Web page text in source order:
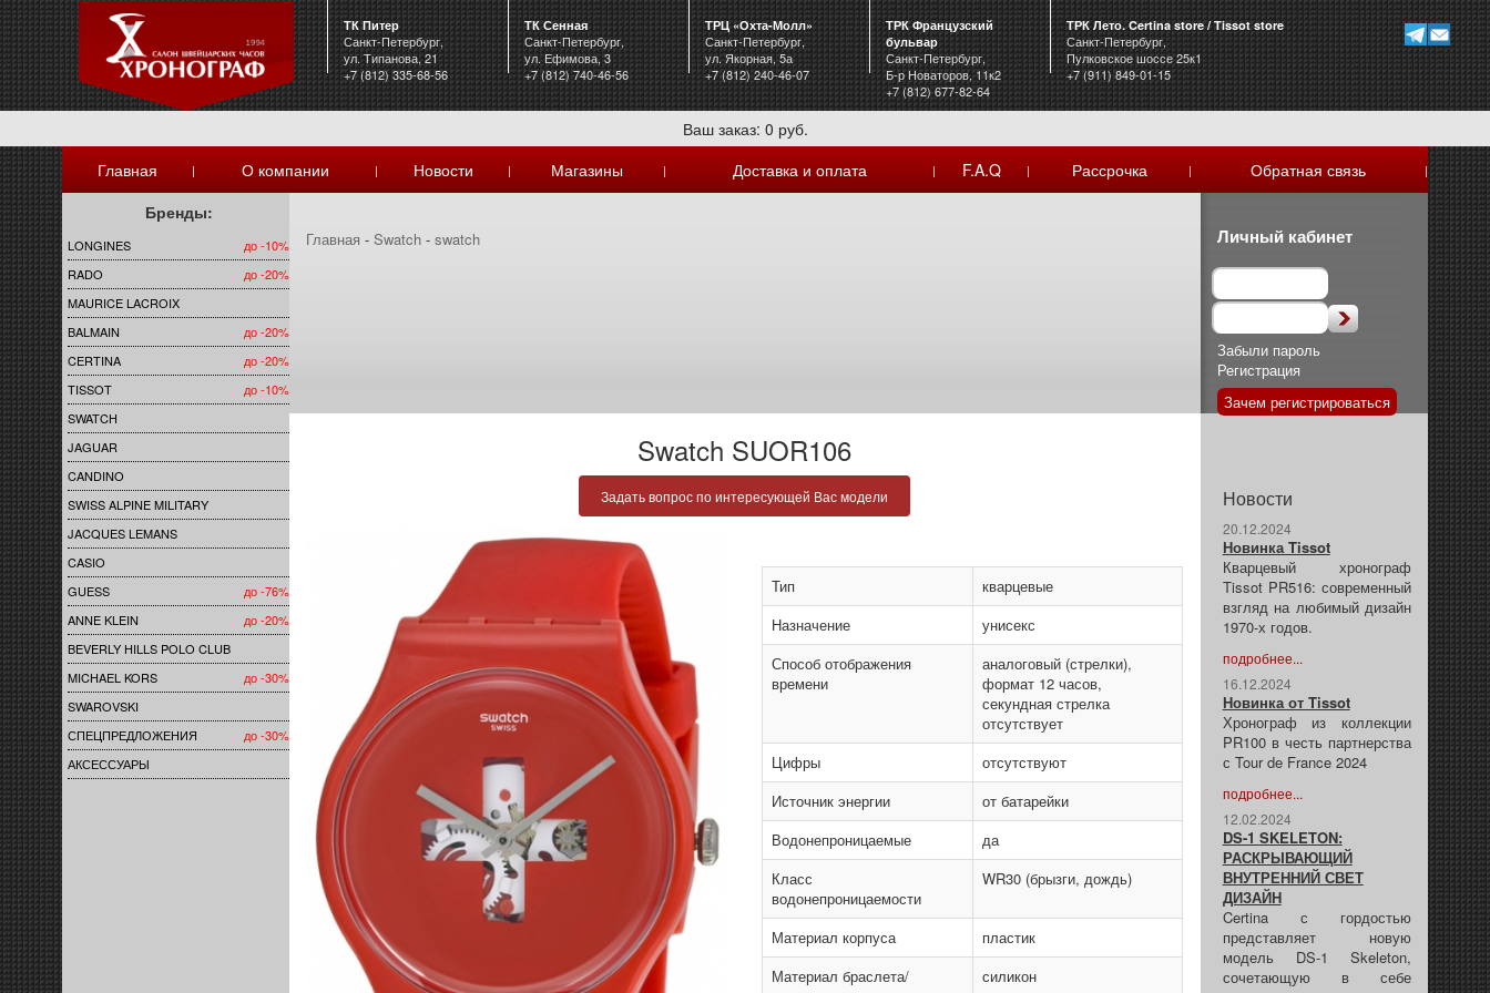
ТК Питер
Санкт-Петербург,
ул. Типанова, 21
+7 (812) 335-68-56
ТК Сенная
Санкт-Петербург,
ул. Ефимова, 3
+7 (812) 740-46-56
ТРЦ «Охта-Молл»
Санкт-Петербург,
ул. Якорная, 5а
+7 (812) 240-46-07
ТРК Французский
бульвар
Санкт-Петербург,
Б-р Новаторов, 11к2
+7 (812) 677-82-64
ТРК Лето. Certina store / Tissot store
Санкт-Петербург,
Пулковское шоссе 25к1
+7 (911) 849-01-15
Ваш заказ: 0 руб.
Главная
| О компании | Новости | Магазины | Доставка и оплата | F.A.Q | Рассрочка | Обратная связь |
Бренды:
LONGINES
до -10%
RADO
до -20%
MAURICE LACROIX
BALMAIN
до -20%
CERTINA
до -20%
TISSOT
до -10%
SWATCH
JAGUAR
CANDINO
SWISS ALPINE MILITARY
JACQUES LEMANS
CASIO
GUESS
до -76%
ANNE KLEIN
до -20%
BEVERLY HILLS POLO CLUB
MICHAEL KORS
до -30%
SWAROVSKI
СПЕЦПРЕДЛОЖЕНИЯ
до -30%
АКСЕССУАРЫ
Главная -Swatch -swatch
Swatch SUOR106
Задать вопрос по интересующей Вас модели
Тип
кварцевые
Назначение
унисекс
Способ отображения
времени
аналоговый (стрелки),
формат 12 часов,
секундная стрелка
отсутствует
Цифры
отсутствуют
Источник энергии
от батарейки
Водонепроницаемые
да
Класс
водонепроницаемости
WR30 (брызги, дождь)
Материал корпуса
пластик
Материал браслета/
силикон
Личный кабинет
Забыли пароль
Регистрация
Зачем регистрироваться
Новости
20.12.2024
Новинка Tissot
Кварцевый хронограф
Tissot PR516: современный
взгляд на любимый дизайн
1970-х годов.
подробнее...
16.12.2024
Новинка от Tissot
Хронограф из коллекции
PR100 в честь партнерства
с Tour de France 2024
подробнее...
12.02.2024
DS-1 SKELETON:
РАСКРЫВАЮЩИЙ
ВНУТРЕННИЙ СВЕТ
ДИЗАЙН
Certina с гордостью
представляет новую
модель DS-1 Skeleton,
сочетающую в себе